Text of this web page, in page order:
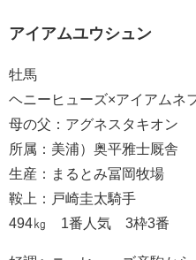
アイアムユウシュン
牡馬
ヘニーヒューズ×アイアムネ
母の父：アグネスタキオン
所属：美浦）奥平雅士厩舎
生産：まるとみ冨岡牧場
鞍上：戸崎圭太騎手
494㎏ 1番人気 3枠3番